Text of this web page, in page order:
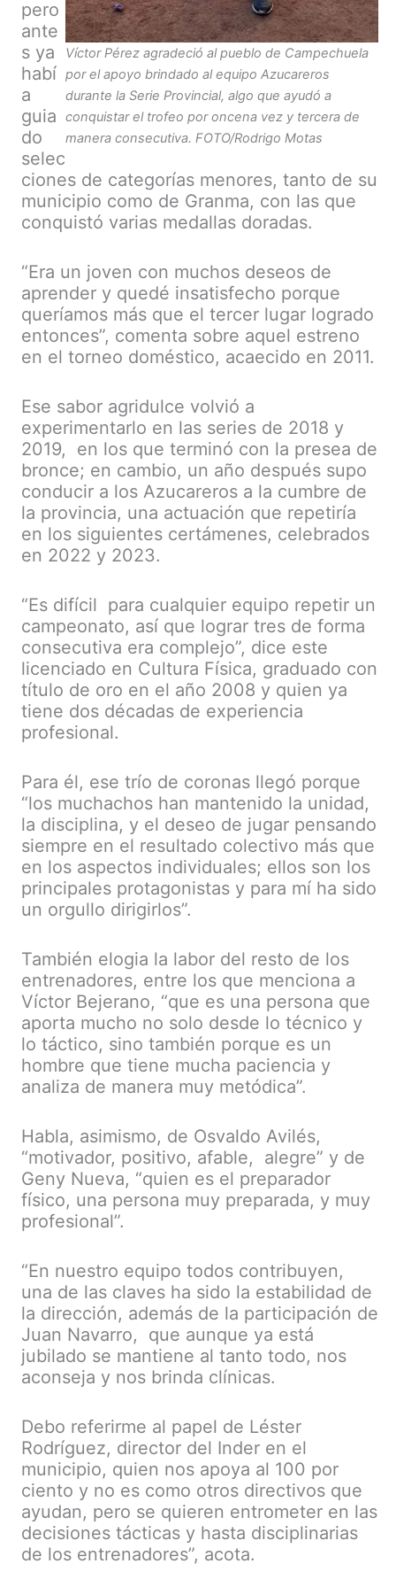
Víctor Pérez agradeció al pueblo de Campechuela
por el apoyo brindado al equipo Azucareros
durante la Serie Provincial, algo que ayudó a
conquistar el trofeo por oncena vez y tercera de
manera consecutiva. FOTO/Rodrigo Motas
pero
ante
s ya
habí
a
guia
do
selec
ciones de categorías menores, tanto de su
municipio como de Granma, con las que
conquistó varias medallas doradas.
“Era un joven con muchos deseos de
aprender y quedé insatisfecho porque
queríamos más que el tercer lugar logrado
entonces”, comenta sobre aquel estreno
en el torneo doméstico, acaecido en 2011.
Ese sabor agridulce volvió a
experimentarlo en las series de 2018 y
2019, en los que terminó con la presea de
bronce; en cambio, un año después supo
conducir a los Azucareros a la cumbre de
la provincia, una actuación que repetiría
en los siguientes certámenes, celebrados
en 2022 y 2023.
“Es difícil para cualquier equipo repetir un
campeonato, así que lograr tres de forma
consecutiva era complejo”, dice este
licenciado en Cultura Física, graduado con
título de oro en el año 2008 y quien ya
tiene dos décadas de experiencia
profesional.
Para él, ese trío de coronas llegó porque
“los muchachos han mantenido la unidad,
la disciplina, y el deseo de jugar pensando
siempre en el resultado colectivo más que
en los aspectos individuales; ellos son los
principales protagonistas y para mí ha sido
un orgullo dirigirlos”.
También elogia la labor del resto de los
entrenadores, entre los que menciona a
Víctor Bejerano, “que es una persona que
aporta mucho no solo desde lo técnico y
lo táctico, sino también porque es un
hombre que tiene mucha paciencia y
analiza de manera muy metódica”.
Habla, asimismo, de Osvaldo Avilés,
“motivador, positivo, afable, alegre” y de
Geny Nueva, “quien es el preparador
físico, una persona muy preparada, y muy
profesional”.
“En nuestro equipo todos contribuyen,
una de las claves ha sido la estabilidad de
la dirección, además de la participación de
Juan Navarro, que aunque ya está
jubilado se mantiene al tanto todo, nos
aconseja y nos brinda clínicas.
Debo referirme al papel de Léster
Rodríguez, director del Inder en el
municipio, quien nos apoya al 100 por
ciento y no es como otros directivos que
ayudan, pero se quieren entrometer en las
decisiones tácticas y hasta disciplinarias
de los entrenadores”, acota.